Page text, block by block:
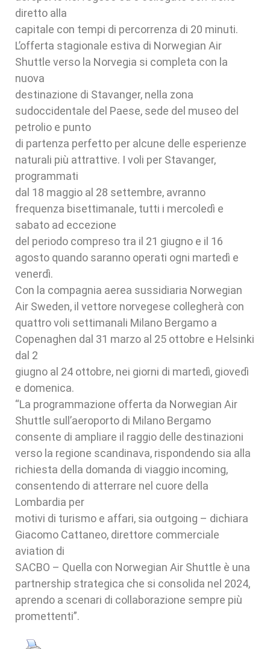
diretto alla
capitale con tempi di percorrenza di 20 minuti.
L’offerta stagionale estiva di Norwegian Air
Shuttle verso la Norvegia si completa con la
nuova
destinazione di Stavanger, nella zona
sudoccidentale del Paese, sede del museo del
petrolio e punto
di partenza perfetto per alcune delle esperienze
naturali più attrattive. I voli per Stavanger,
programmati
dal 18 maggio al 28 settembre, avranno
frequenza bisettimanale, tutti i mercoledì e
sabato ad eccezione
del periodo compreso tra il 21 giugno e il 16
agosto quando saranno operati ogni martedì e
venerdì.
Con la compagnia aerea sussidiaria Norwegian
Air Sweden, il vettore norvegese collegherà con
quattro voli settimanali Milano Bergamo a
Copenaghen dal 31 marzo al 25 ottobre e Helsinki
dal 2
giugno al 24 ottobre, nei giorni di martedì, giovedì
e domenica.
“La programmazione offerta da Norwegian Air
Shuttle sull’aeroporto di Milano Bergamo
consente di ampliare il raggio delle destinazioni
verso la regione scandinava, rispondendo sia alla
richiesta della domanda di viaggio incoming,
consentendo di atterrare nel cuore della
Lombardia per
motivi di turismo e affari, sia outgoing – dichiara
Giacomo Cattaneo, direttore commerciale
aviation di
SACBO – Quella con Norwegian Air Shuttle è una
partnership strategica che si consolida nel 2024,
aprendo a scenari di collaborazione sempre più
promettenti”.